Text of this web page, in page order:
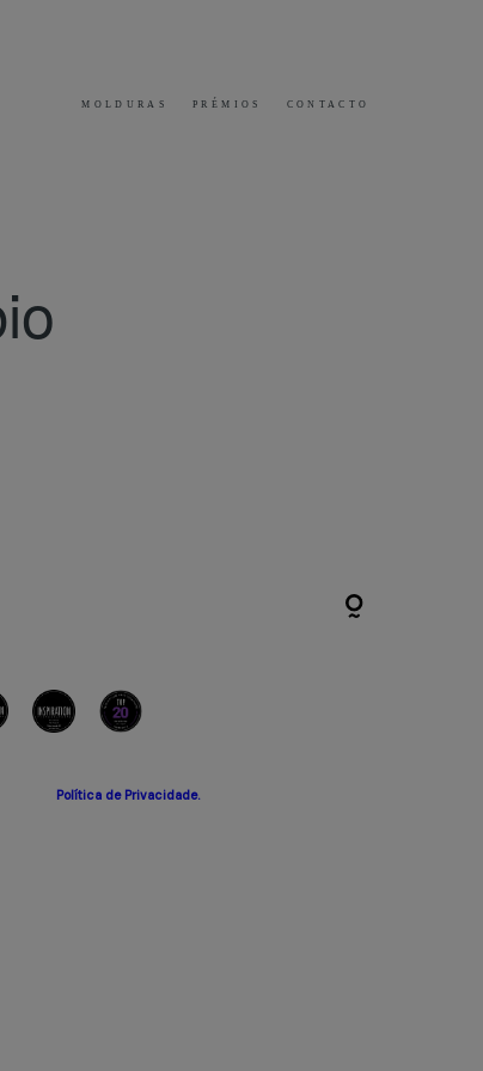
MOLDURAS PRÉMIOS CONTACTO
Política de Privacidade.